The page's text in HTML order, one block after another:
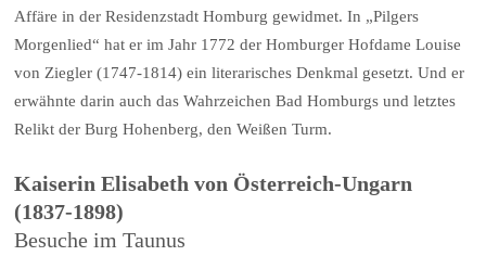
Affäre in der Residenzstadt Homburg gewidmet. In „Pilgers
Morgenlied“ hat er im Jahr 1772 der Homburger Hofdame Louise
von Ziegler (1747-1814) ein literarisches Denkmal gesetzt. Und er
erwähnte darin auch das Wahrzeichen Bad Homburgs und letztes
Relikt der Burg Hohenberg, den Weißen Turm.
Kaiserin Elisabeth von Österreich-Ungarn
(1837-1898)
Besuche im Taunus